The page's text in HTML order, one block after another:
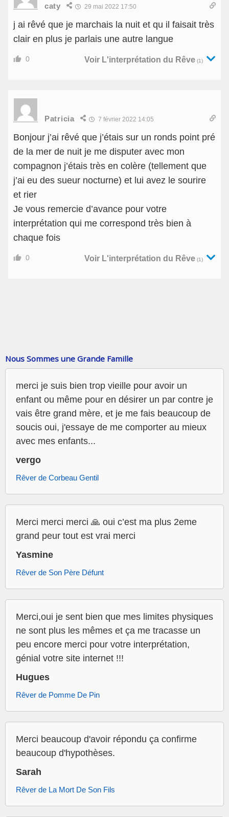
caty 29 mai 2022 17:50
j ai rêvé que je marchais la nuit et qu il faisait très
clair en plus je parlais une autre langue
0 Voir L'interprétation du Rêve (1)
Patricia 7 février 2022 14:05
Bonjour j’ai rêvé que j’étais sur un ronds point pré
de la mer de nuit je me disputer avec mon
compagnon j’étais très en colère (tellement que
j’ai eu des sueur nocturne) et lui avez le sourire
et rier
Je vous remercie d’avance pour votre
interprétation qui me correspond très bien à
chaque fois
0 Voir L'interprétation du Rêve (1)
Nous Sommes une Grande Famille
merci je suis bien trop vieille pour avoir un
enfant ou même pour en désirer un par contre je
vais être grand mère, et je me fais beaucoup de
soucis oui, j'essaye de me comporter au mieux
avec mes enfants...
vergo
Rêver de Corbeau Gentil
Merci merci merci 🙏 oui c’est ma plus 2eme
grand peur tout est vrai merci
Yasmine
Rêver de Son Père Défunt
Merci,oui je sent bien que mes limites physiques
ne sont plus les mêmes et ça me tracasse un
peu encore merci pour votre interprétation,
génial votre site internet !!!
Hugues
Rêver de Pomme De Pin
Merci beaucoup d'avoir répondu ça confirme
beaucoup d'hypothèses.
Sarah
Rêver de La Mort De Son Fils